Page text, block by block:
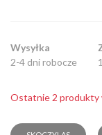
Wysyłka
2-4 dni robocze
Ostatnie 2 produkty